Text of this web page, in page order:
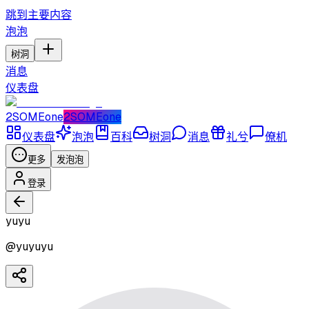
跳到主要内容
泡泡
树洞
消息
仪表盘
2SOMEone2SOMEone
仪表盘
泡泡 百科 树洞 消息 礼兮 僚机
更多 发泡泡
登录
yuyu
@yuyuyu